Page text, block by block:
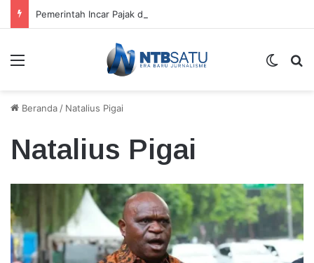
Menu
Beranda / Natalius Pigai
Natalius Pigai